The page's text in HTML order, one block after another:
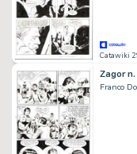
Catawiki
Franco